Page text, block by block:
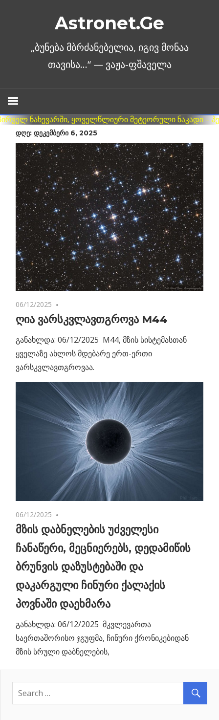
Astronet.Ge
ᲓᲦᲔ: ᲓᲔᲙᲔᲛᲑᲔᲠᲘ 6, 2025
06/12/2025
ღია ვარსკვლავთგროვა M44
განახლდა: 06/12/2025 M44, მზის სისტემასთან
ყველაზე ახლოს მდებარე ერთ-ერთი
ვარსკვლავთგროვაა.
06/12/2025
მზის დაბნელების უძველესი
ჩანაწერი, მეცნიერებს, დედამიწის
ბრუნვის დაზუსტებაში და
დაკარგული ჩინური ქალაქის
პოვნაში დაეხმარა
განახლდა: 06/12/2025 მკვლევართა
საერთაშორისო ჯგუფმა, ჩინური ქრონიკებიდან
მზის სრული დაბნელების,